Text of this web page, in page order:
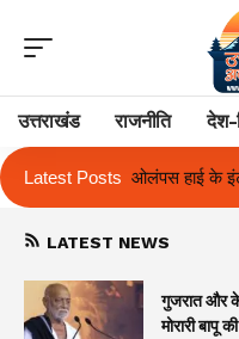
उत्तराखंड राजनीति देश-
Latest Posts
फुटबॉल टूर्नामेंट में रिग हाउस
LATEST NEWS
गुजरात और
मोरारी बापू